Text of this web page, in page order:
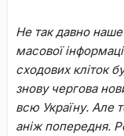
Не так давно
масової
сходових кліток
знову чергова
всю Україну. Але
аніж попередня.